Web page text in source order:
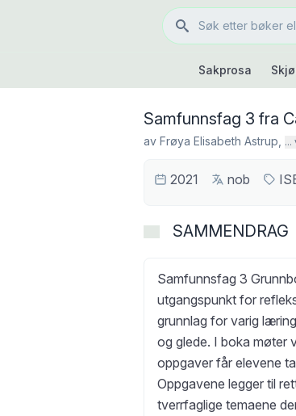
Sakprosa
Samfunnsfag 3 fra
av Frøya Elisabeth Astrup ...
2021 nob
SAMMENDRAG
Samfunnsfag 3
utgangspunkt for
grunnlag for varig
og glede. I boka møter
oppgaver får elevene
Oppgavene legger til
tverrfaglige temaene